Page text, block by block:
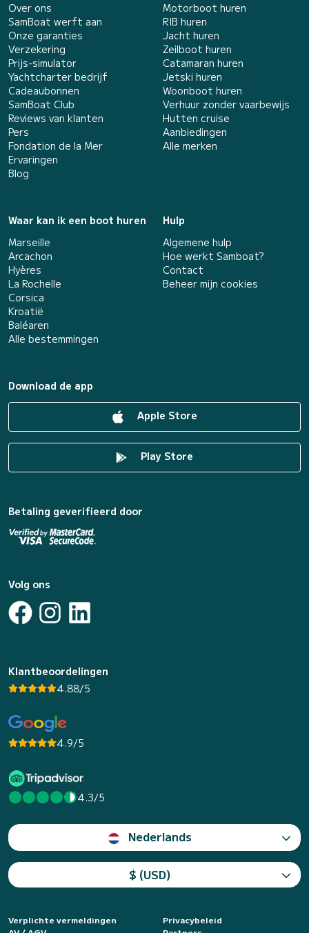
Over ons
SamBoat werft aan
Onze garanties
Verzekering
Prijs-simulator
Yachtcharter bedrijf
Cadeaubonnen
SamBoat Club
Reviews van klanten
Pers
Fondation de la Mer
Ervaringen
Blog
Motorboot huren
RIB huren
Jacht huren
Zeilboot huren
Catamaran huren
Jetski huren
Woonboot huren
Verhuur zonder vaarbewijs
Hutten cruise
Aanbiedingen
Alle merken
Waar kan ik een boot huren
Marseille
Arcachon
Hyères
La Rochelle
Corsica
Kroatië
Baléaren
Alle bestemmingen
Hulp
Algemene hulp
Hoe werkt Samboat?
Contact
Beheer mijn cookies
Download de app
Apple Store
Play Store
Betaling geverifieerd door
Volg ons
Klantbeoordelingen
4.88/5
4.9/5
4.3/5
Nederlands
$ (USD)
Verplichte vermeldingen
Privacybeleid